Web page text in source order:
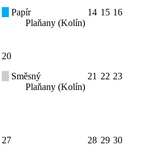
Papír
Plaňany (Kolín)
14 15 16
20
Směsný
Plaňany (Kolín)
21 22 23
27 28 29 30